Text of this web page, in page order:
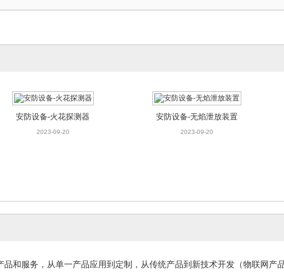
安防设备-火花探测器 安防设备-无焰泄放装置
和服务，从单一产品应用到定制，从传统产品到新技术开发（物联网产